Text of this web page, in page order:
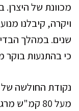
מכוונת של היצרן.
ויקרה, קיבלנו
שנים. במהלך
כי בהתנעות
נקודת החולשה של
מעל 80